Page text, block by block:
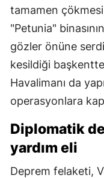
tamamen
"Petunia"
gözler önüne
kesildiği
Havalimanı da
operasyonlara
Diplomatik
yardım eli
Deprem felaketi,